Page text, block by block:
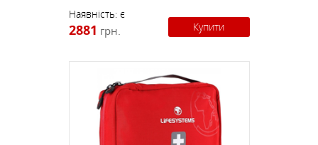
Наявність: є
2881 грн. Купити